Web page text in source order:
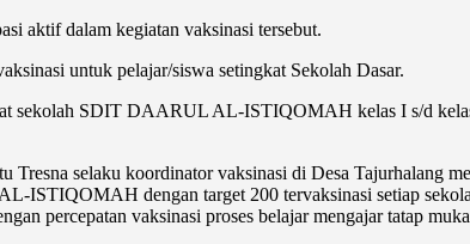
aktif dalam kegiatan vaksinasi tersebut.
untuk pelajar/siswa setingkat Sekolah Dasar.
sekolah SDIT DAARUL AL-ISTIQOMAH kelas I s/d
selaku koordinator vaksinasi di Desa Tajurhalang
dengan target 200 tervaksinasi setiap
percepatan vaksinasi proses belajar mengajar tatap